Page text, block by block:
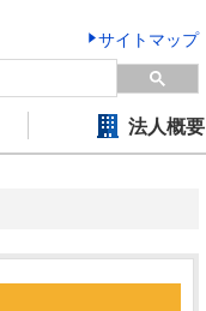
サイトマップ
法人概要